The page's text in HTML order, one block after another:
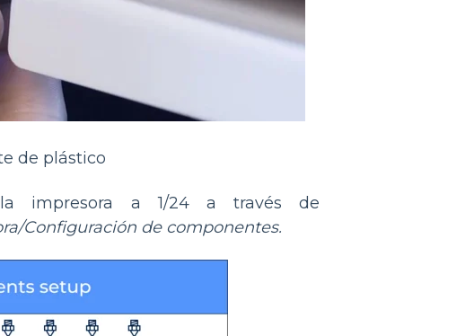
de plástico
impresora a 1/24 a través de
Configuración de componentes.